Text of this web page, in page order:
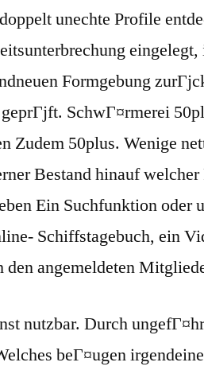
unechte Profile
Formgebung
SchwГ¤rmerei
Zudem 50plus. Wenige
Bestand hinauf welcher
Ein Suchfunktion oder
Schiffstagebuch, ein
den angemeldeten
nutzbar. Durch
beГ¤ugen